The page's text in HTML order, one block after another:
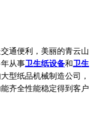
通便利，美丽的青云山
从事卫生纸设备和卫生
型纸品机械制造公司，
齐全性能稳定得到客户